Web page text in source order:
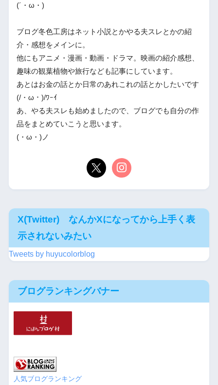
(´・ω・)
ブログ冬色工房はネット小説とかやる夫スレとかの紹
介・感想をメインに。
他にもアニメ・漫画・動画・ドラマ。映画の紹介感想、
趣味の観葉植物や旅行なども記事にしています。
あとはお金の話とか日常のあれこれの話とかしたいです
(/・ω・)/ﾜｰｲ
あ、やる夫スレも始めましたので、ブログでも自分の作
品をまとめていこうと思います。
(・ω・)ノ
X(Twitter) なんかXになってから上手く表
示されないみたい
Tweets by huyucolorblog
ブログランキングバナー
人気ブログランキング